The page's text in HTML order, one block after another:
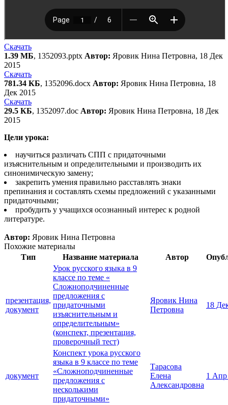
Скачать
1.39 МБ, 1352093.pptx Автор: Яровик Нина Петровна, 18 Дек
2015
Скачать
781.34 КБ, 1352096.docx Автор: Яровик Нина Петровна, 18
Дек 2015
Скачать
29.5 КБ, 1352097.doc Автор: Яровик Нина Петровна, 18 Дек
2015
Цели урока:
научиться различать СПП с придаточными
изъяснительным и определительными и производить их
синонимическую замену;
закрепить умения правильно расставлять знаки
препинания и составлять схемы предложений с указанными
придаточными;
пробудить у учащихся осознанный интерес к родной
литературе.
Автор: Яровик Нина Петровна
Похожие материалы
Тип
Название материала Автор
презентация,
документ
Урок русского языка в 9
классе по теме «
Сложноподчиненные
предложения с
придаточными
изъяснительным и
определительным»
(конспект, презентация,
проверочный тест)
Яровик Нина
Петровна
18
документ
Конспект урока русского
языка в 9 классе по теме
«Сложноподчиненные
предложения с
несколькими
придаточными»
Тарасова
Елена
Александровна
1 Апр